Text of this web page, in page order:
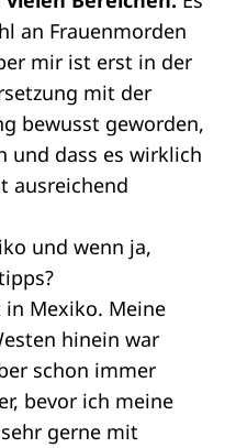
an Frauenmorden
mir ist erst in der
mit der
bewusst geworden,
und dass es wirklich
ausreichend
und wenn ja,
Mexiko. Meine
hinein war
schon immer
bevor ich meine
gerne mit